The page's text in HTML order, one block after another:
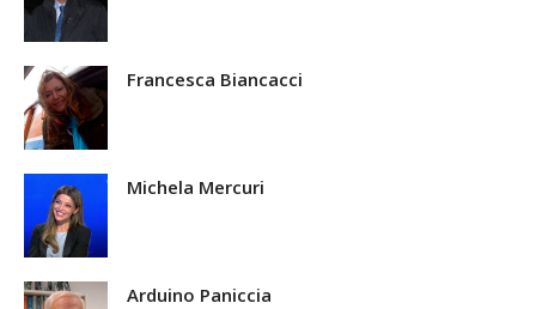
Francesca Biancacci
Michela Mercuri
Arduino Paniccia